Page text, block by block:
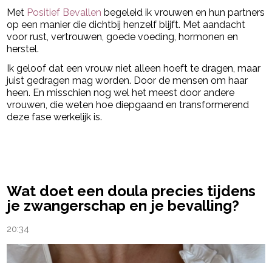
Met Positief Bevallen begeleid ik vrouwen en hun partners
op een manier die dichtbij henzelf blijft. Met aandacht
voor rust, vertrouwen, goede voeding, hormonen en
herstel.
Ik geloof dat een vrouw niet alleen hoeft te dragen, maar
juist gedragen mag worden. Door de mensen om haar
heen. En misschien nog wel het meest door andere
vrouwen, die weten hoe diepgaand en transformerend
deze fase werkelijk is.
Wat doet een doula precies tijdens
je zwangerschap en je bevalling?
20:34